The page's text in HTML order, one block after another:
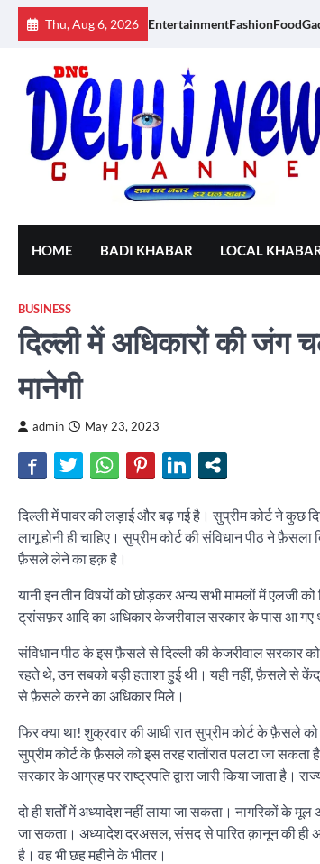
Skip
Thu, Aug 6, 2026 EntertainmentFashionFood
HOME BADI KHABAR LOCAL
BUSINESS
दिल्ली में अधिकारों की जंग
मानेगी
admin May 23, 2023
दिल्ली में पावर की लड़ाई और बढ़ गई है। सुप्रीम कोर्ट ने कुछ
लागू होनी ही चाहिए। सुप्रीम कोर्ट की संविधान पीठ ने
फ़ैसले लेने का हक़ है।
यानी इन तीन विषयों को छोड़कर अन्य सभी मामलों में एलजी
ट्रांसफ़र आदि का अधिकार केजरीवाल सरकार के पास आ गए
संविधान पीठ के इस फ़ैसले से दिल्ली की केजरीवाल सरकार
रहते थे, उन सबको बड़ी हताशा हुई थी। यही नहीं, फ़ैसले से
से फ़ैसले करने का अधिकार मिले।
फिर क्या था! शुक्रवार की आधी रात सुप्रीम कोर्ट के फ़ैसले
सुप्रीम कोर्ट के फ़ैसले को इस तरह रातोंरात पलटा जा
सरकार के आग्रह पर राष्ट्रपति द्वारा जारी किया जाता है।
दो ही शर्तों में अध्यादेश नहीं लाया जा सकता। नागरिकों के
जा सकता। अध्यादेश दरअसल, संसद से पारित क़ानून की ही
है। वह भी छह महीने के भीतर।